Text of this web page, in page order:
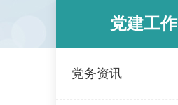
党建工作
党务资讯